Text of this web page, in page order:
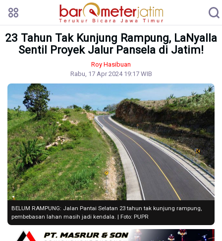
23 Tahun Tak Kunjung Rampung, LaNyalla
Sentil Proyek Jalur Pansela di Jatim!
Roy Hasibuan
Rabu, 17 Apr 2024 19:17 WIB
BELUM RAMPUNG: Jalan Pantai Selatan 23 tahun tak kunjung rampung,
pembebasan lahan masih jadi kendala. | Foto: PUPR